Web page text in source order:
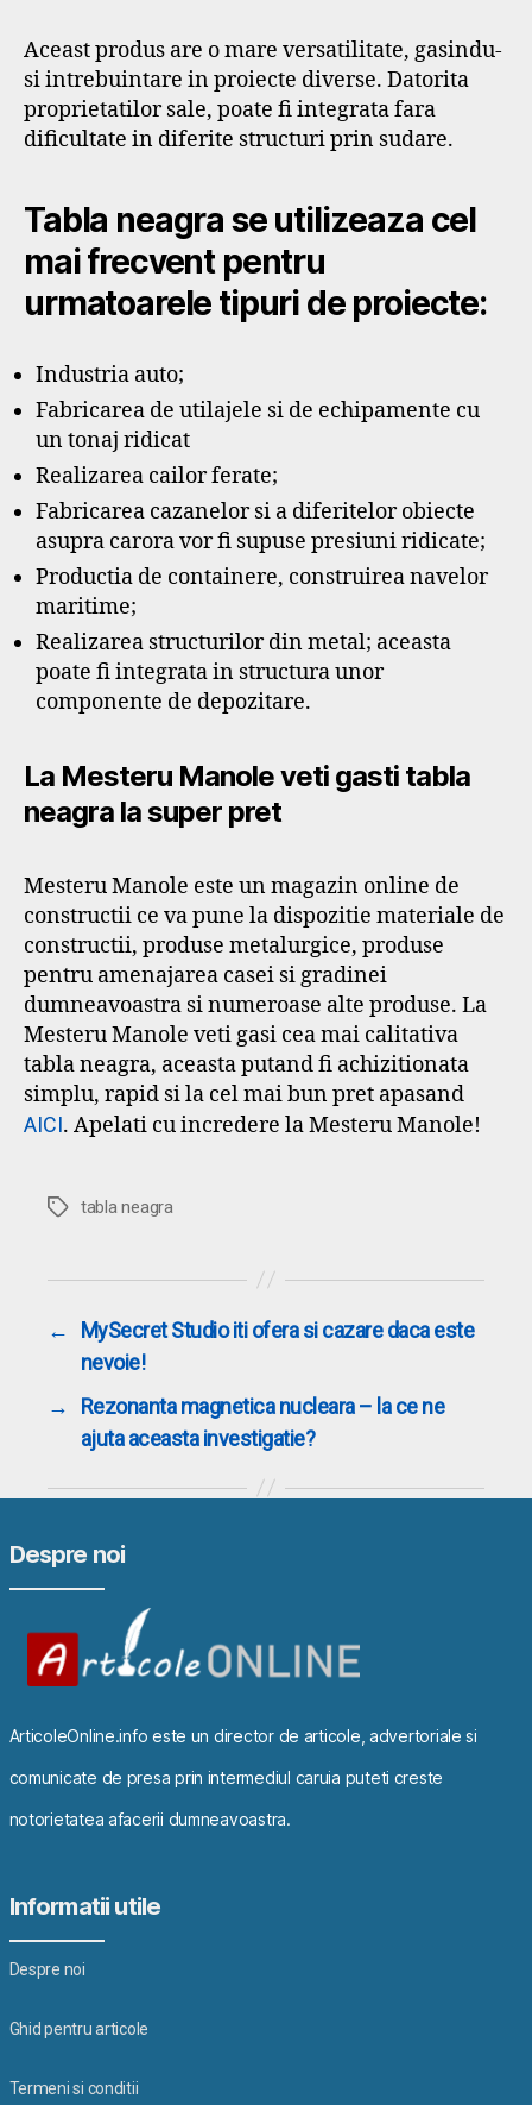
Aceast produs are o mare versatilitate, gasindu-
si intrebuintare in proiecte diverse. Datorita
proprietatilor sale, poate fi integrata fara
dificultate in diferite structuri prin sudare.
Tabla neagra se utilizeaza cel
mai frecvent pentru
urmatoarele tipuri de proiecte:
Industria auto;
Fabricarea de utilajele si de echipamente cu
un tonaj ridicat
Realizarea cailor ferate;
Fabricarea cazanelor si a diferitelor obiecte
asupra carora vor fi supuse presiuni ridicate;
Productia de containere, construirea navelor
maritime;
Realizarea structurilor din metal; aceasta
poate fi integrata in structura unor
componente de depozitare.
La Mesteru Manole veti gasti tabla
neagra la super pret
Mesteru Manole este un magazin online de
constructii ce va pune la dispozitie materiale de
constructii, produse metalurgice, produse
pentru amenajarea casei si gradinei
dumneavoastra si numeroase alte produse. La
Mesteru Manole veti gasi cea mai calitativa
tabla neagra, aceasta putand fi achizitionata
simplu, rapid si la cel mai bun pret apasand
AICI. Apelati cu incredere la Mesteru Manole!
Etichetetabla neagra
←
MySecret Studio iti ofera si cazare daca este
nevoie!
→
Rezonanta magnetica nucleara – la ce ne
ajuta aceasta investigatie?
Despre noi
ArticoleOnline.info este un director de articole, advertoriale si
comunicate de presa prin intermediul caruia puteti creste
notorietatea afacerii dumneavoastra.
Informatii utile
Despre noi
Ghid pentru articole
Termeni si conditii